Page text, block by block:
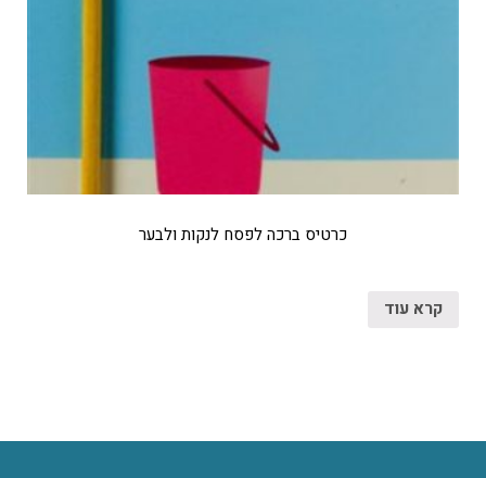
כרטיס ברכה לפסח לנקות ולבער
קרא עוד